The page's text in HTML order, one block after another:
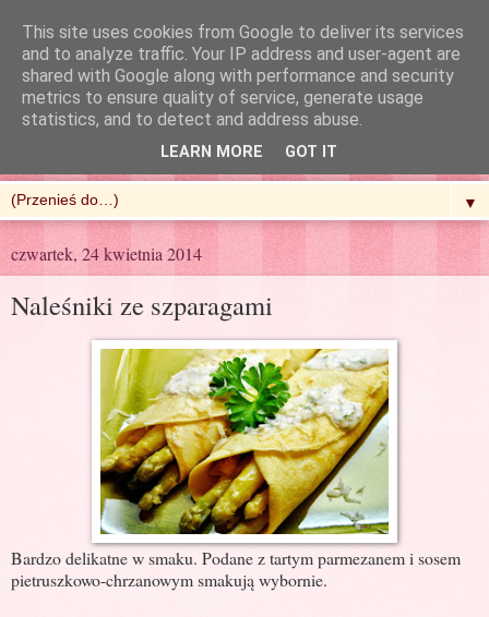
R'n'G Kitchen
▼
czwartek, 24 kwietnia 2014
Naleśniki ze szparagami
Bardzo delikatne w smaku. Podane z tartym parmezanem i sosem
pietruszkowo-chrzanowym smakują wybornie.
This site uses cookies from Google to deliver its services
and to analyze traffic. Your IP address and user-agent are
shared with Google along with performance and security
metrics to ensure quality of service, generate usage
statistics, and to detect and address abuse.
LEARN MORE GOT IT